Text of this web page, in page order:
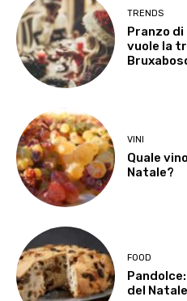
TRENDS
Pranzo
vuole la
VINI
Quale
Natale?
FOOD
del Natale